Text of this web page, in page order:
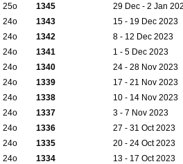
25ο
1345
29 Dec - 2 Jan
24ο
1343
15 - 19 Dec 2023
24ο
1342
8 - 12 Dec 2023
24ο
1341
1 - 5 Dec 2023
24ο
1340
24 - 28 Nov 2023
24ο
1339
17 - 21 Nov 2023
24ο
1338
10 - 14 Nov 2023
24ο
1337
3 - 7 Nov 2023
24ο
1336
27 - 31 Oct 2023
24ο
1335
20 - 24 Oct 2023
24ο
1334
13 - 17 Oct 2023